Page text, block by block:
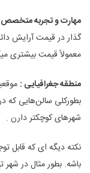
مهارت و تجربه
گذار در قیمت آرایش
معمولاً قیمت بیشتری
منطقه جغرافیایی :
بطورکلی سالن‌هایی که
شهرهای کوچکتر دارن .
نکته دیگه ای که قابل
باشه. بطور مثال در